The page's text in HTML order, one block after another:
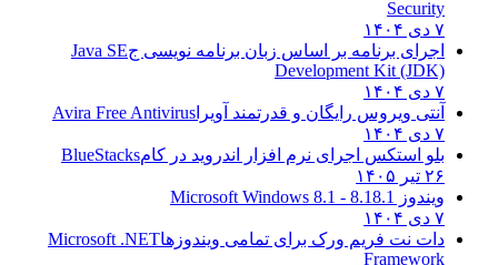
برنامه بر اساس زبان برنامه نویسی جJava SE
Development Kit
ویروس رایگان و قدرتمند آویرا Avira Free Antivirus
استکس اجرای نرم افزار اندروید در کامBlueStacks
8.1 - Microsoft Windows 8.1
نت فریم ورک برای تمامی ویندوزها Microsoft .NET